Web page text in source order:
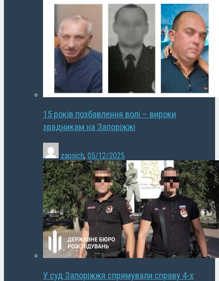
15 років позбавлення волі – вироки
зрадникам на Запоріжжі
zapsich, 05/12/2025
У суд Запоріжжя спрямували справу 4-х